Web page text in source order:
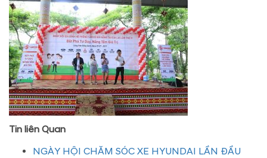
Tin liên Quan
NGÀY HỘI CHĂM SÓC XE HYUNDAI LẦN ĐẦU